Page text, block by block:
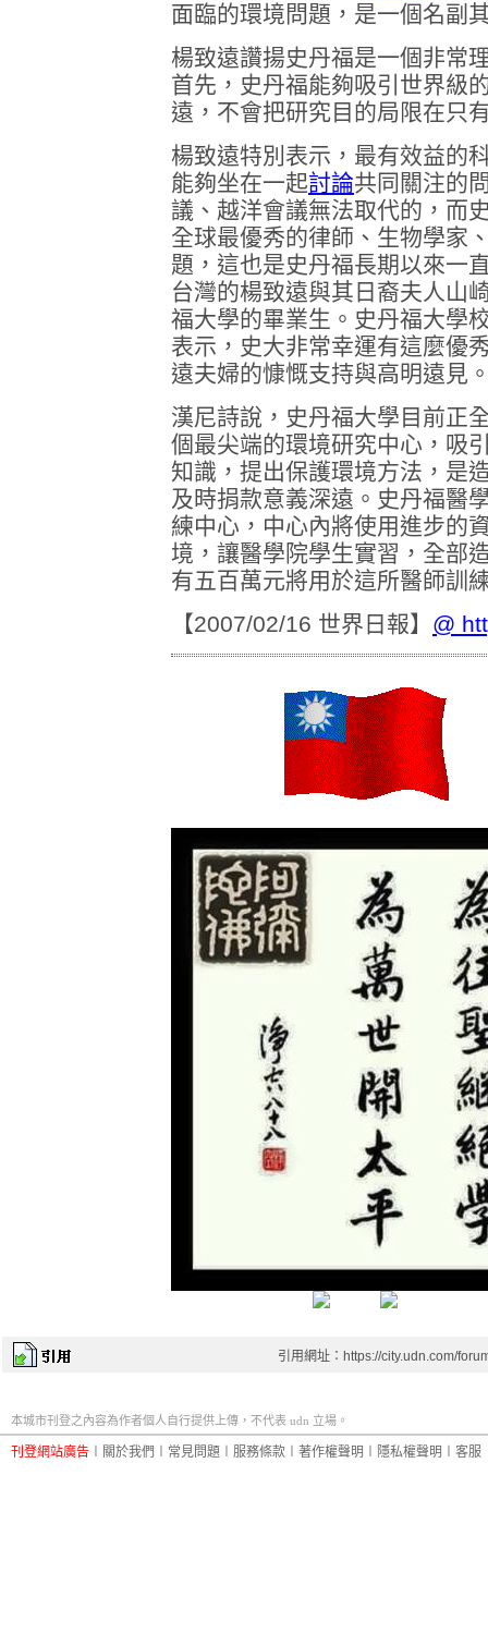
面臨的環境問題，是一個名副
楊致遠讚揚史丹福是一個非常
首先，史丹福能夠吸引世界級
遠，不會把研究目的局限在只
楊致遠特別表示，最有效益的
能夠坐在一起討論共同關注的
議、越洋會議無法取代的，而
全球最優秀的律師、生物學家
題，這也是史丹福長期以來一
台灣的楊致遠與其日裔夫人山
福大學的畢業生。史丹福大學
表示，史大非常幸運有這麼優
遠夫婦的慷慨支持與高明遠見
漢尼詩說，史丹福大學目前正
個最尖端的環境研究中心，吸
知識，提出保護環境方法，是
及時捐款意義深遠。史丹福醫
練中心，中心內將使用進步的
境，讓醫學院學生實習，全部
有五百萬元將用於這所醫師訓
【2007/02/16 世界日報】 @
引用網址：https://city.udn.com/
本城市刊登之內容為作者個人自行提供上傳，不代表 udn 立場。
刊登網站廣告 關於我們 常見問題 服務條款 著作權聲明 隱私權聲明 客服